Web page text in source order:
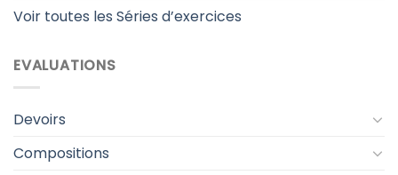
Voir toutes les Séries d’exercices
EVALUATIONS
Devoirs
Compositions